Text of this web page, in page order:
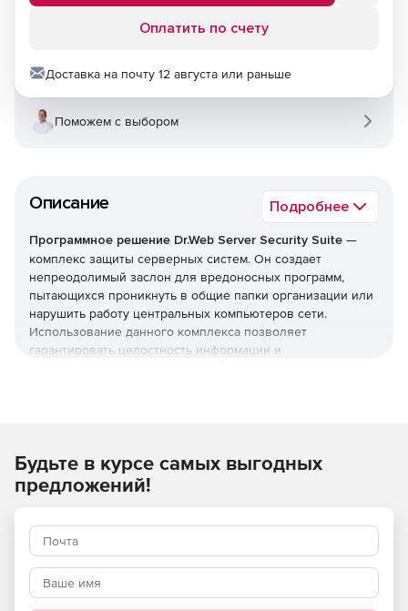
Описание Подробнее
Программное решение Dr.Web Server Security Suite —
комплекс защиты серверных систем. Он создает
непреодолимый заслон для вредоносных программ,
пытающихся проникнуть в общие папки организации или
нарушить работу центральных компьютеров сети.
Использование данного комплекса позволяет
гарантировать целостность информации и
05 Добыча угля
06 Добыча нефти и природного газа
08.99.32 Добыча алмазов
Оплатить по счету
Доставка на почту 12 августа или раньше
Поможем с выбором
Будьте в курсе самых выгодных
предложений!